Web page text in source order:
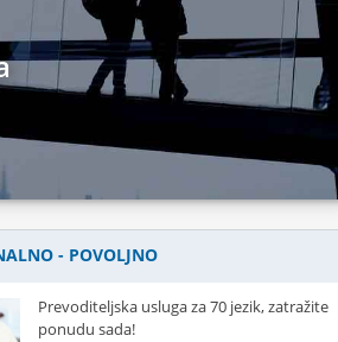
- POVOLJNO
Prevoditeljska usluga za 70 jezik, zatražite
ponudu sada!